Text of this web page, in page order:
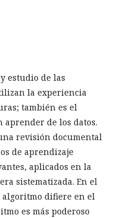
estudio de las
la experiencia
también es el
aprender de los datos.
revisión documental
de aprendizaje
aplicados en la
sistematizada. En el
algoritmo difiere en el
es más poderoso